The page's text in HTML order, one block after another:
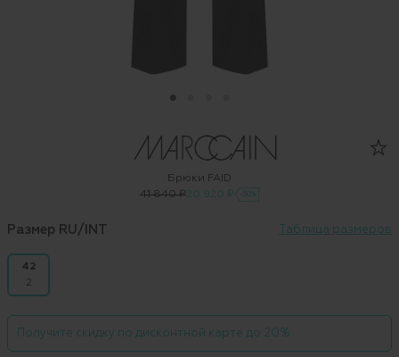
Брюки FAID
41 840 ₽20 920 ₽ -50%
Размер RU/INT Таблица размеров
42
2
Получите скидку по дисконтной карте до 20%